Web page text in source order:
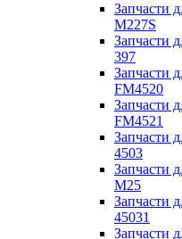
Запчасти
M227S
Запчасти
397
Запчасти
FM4520
Запчасти
FM4521
Запчасти
4503
Запчасти
M25
Запчасти
45031
Запчасти